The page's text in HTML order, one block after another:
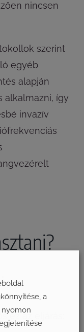
nincsen
szerint
egyéb
alapján
alkalmazni, így
invazív
ez az eljárás:
a